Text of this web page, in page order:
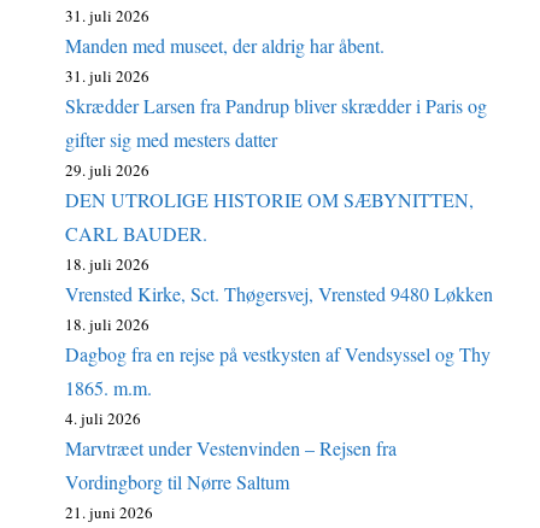
31. juli 2026
Manden med museet, der aldrig har åbent.
31. juli 2026
Skrædder Larsen fra Pandrup bliver skrædder i Paris og
gifter sig med mesters datter
29. juli 2026
DEN UTROLIGE HISTORIE OM SÆBYNITTEN,
CARL BAUDER.
18. juli 2026
Vrensted Kirke, Sct. Thøgersvej, Vrensted 9480 Løkken
18. juli 2026
Dagbog fra en rejse på vestkysten af Vendsyssel og Thy
1865. m.m.
4. juli 2026
Marvtræet under Vestenvinden – Rejsen fra
Vordingborg til Nørre Saltum
21. juni 2026